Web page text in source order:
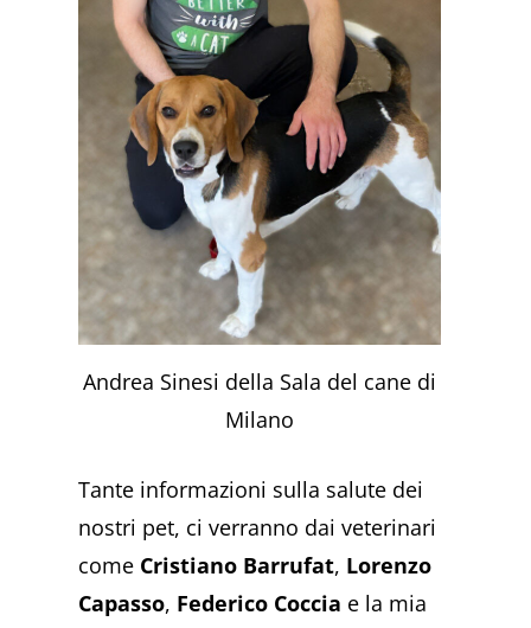
Andrea Sinesi della Sala del cane di
Milano
Tante informazioni sulla salute dei
nostri pet, ci verranno dai veterinari
come Cristiano Barrufat, Lorenzo
Capasso, Federico Coccia e la mia